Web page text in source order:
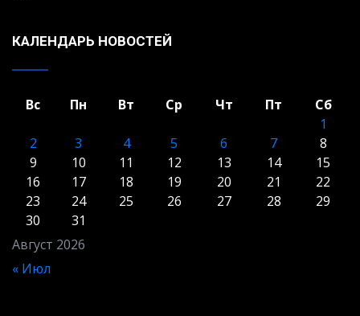
КАЛЕНДАРЬ НОВОСТЕЙ
Август 2026
Вс Пн Вт Ср Чт Пт
Сб
1
2
3 4 5 6 7
8
9
10 11 12 13 14
15
16
17 18 19 20 21
22
23
24 25 26 27 28
29
30
31
« Июл